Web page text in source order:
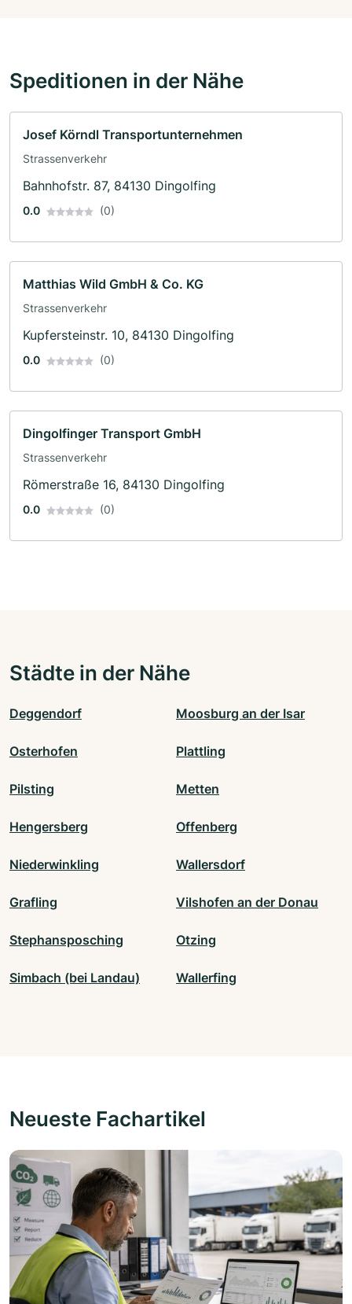
Speditionen in der Nähe
Josef Körndl Transportunternehmen
Strassenverkehr
Bahnhofstr. 87, 84130 Dingolfing
0.0 (0)
Matthias Wild GmbH & Co. KG
Strassenverkehr
Kupfersteinstr. 10, 84130 Dingolfing
0.0 (0)
Dingolfinger Transport GmbH
Strassenverkehr
Römerstraße 16, 84130 Dingolfing
0.0 (0)
Städte in der Nähe
Deggendorf Moosburg an der Isar
Osterhofen Plattling
Pilsting Metten
Hengersberg Offenberg
Niederwinkling Wallersdorf
Grafling Vilshofen an der Donau
Stephansposching Otzing
Simbach (bei Landau) Wallerfing
Neueste Fachartikel